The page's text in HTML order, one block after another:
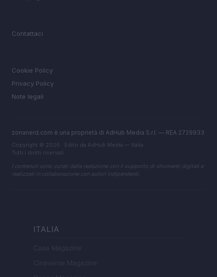
Contattaci
Cookie Policy
Privacy Policy
Note legali
zonanerd.com è una proprietà di AdHub Media S.r.l. — REA 2729933
Copyright © 2026 · Edito da AdHub Media — Italia
Tutti i diritti riservati
I contenuti sono curati dalla redazione con il supporto di strumenti digitali e
realizzati in collaborazione con autori indipendenti.
ITALIA
Casa Magazine
Cineverse Magazine